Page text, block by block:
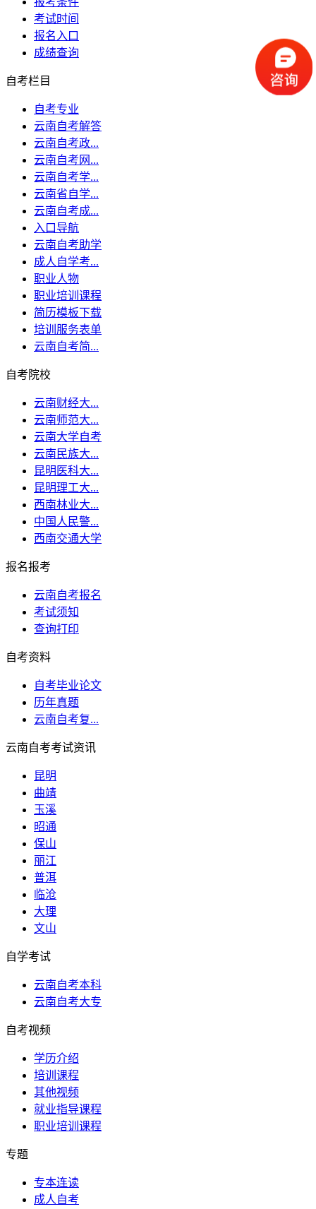
考试时间
报名入口
成绩查询
自考栏目
自考专业
云南自考解答
云南自考政...
云南自考网...
云南自考学...
云南省自学...
云南自考成...
入口导航
云南自考助学
成人自学考...
职业人物
职业培训课程
简历模板下载
培训服务表单
云南自考简...
自考院校
云南财经大...
云南师范大...
云南大学自考
云南民族大...
昆明医科大...
昆明理工大...
西南林业大...
中国人民警...
西南交通大学
报名报考
云南自考报名
考试须知
查询打印
自考资料
自考毕业论文
历年真题
云南自考复...
云南自考考试资讯
昆明
曲靖
玉溪
昭通
保山
丽江
普洱
临沧
大理
文山
自学考试
云南自考本科
云南自考大专
自考视频
学历介绍
培训课程
其他视频
就业指导课程
职业培训课程
专题
专本连读
成人自考